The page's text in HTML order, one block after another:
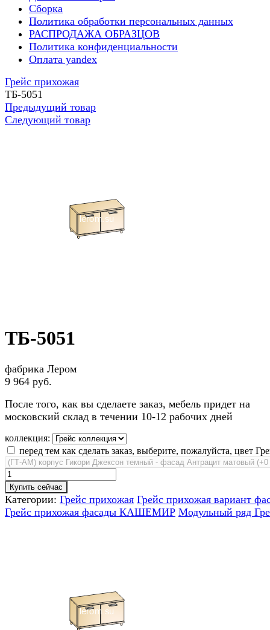
Сборка
Политика обработки персональных данных
РАСПРОДАЖА ОБРАЗЦОВ
Политика конфиденциальности
Оплата yandex
Грейс прихожая
ТБ-5051
Предыдущий товар
Следующий товар
ТБ-5051
фабрика Лером
9 964 руб.
После того, как вы сделаете заказ, мебель придет на
московский склад в течении 10-12 рабочих дней
коллекция:
перед тем как сделать заказ, выберите, пожалуйста, цвет
Купить сейчас
Категории: Грейс прихожая Грейс прихожая вариант
Грейс прихожая фасады КАШЕМИР Модульный ряд